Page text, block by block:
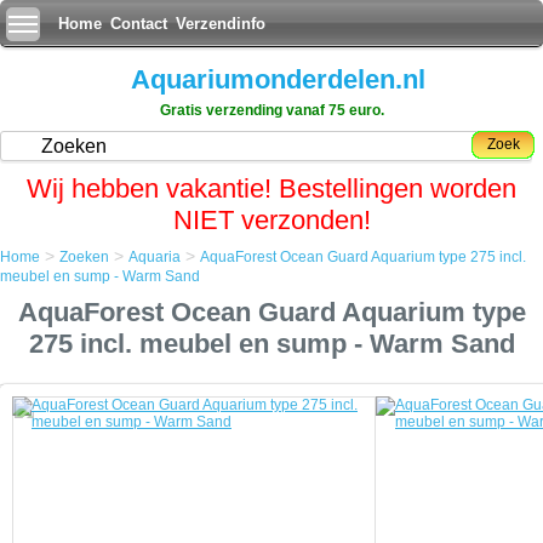
Home Contact Verzendinfo
Aquariumonderdelen.nl
Gratis verzending vanaf 75 euro.
Zoek
Wij hebben vakantie! Bestellingen worden
NIET verzonden!
Home
Aquaria
AquaForest Ocean Guard Aquarium type 275 incl. meubel en sump - Warm
Sand
AquaForest Ocean Guard Aquarium type 275 incl. meubel en sump - Warm Sand
Home > Zoeken > Aquaria > AquaForest Ocean Guard Aquarium type 275 incl.
meubel en sump - Warm Sand
AquaForest Ocean Guard Aquarium type
275 incl. meubel en sump - Warm Sand